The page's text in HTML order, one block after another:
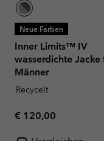
Neue Farben
Inner Limits™ IV
wasserdichte Jacke
Männer
Recycelt
Regular price:
€ 120,00